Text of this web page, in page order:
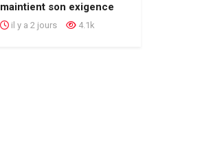
maintient son exigence
il y a 2 jours 4.1k